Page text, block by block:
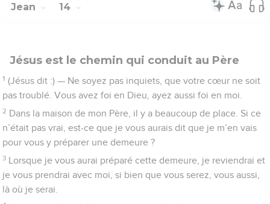
Jean 14
Jésus est le chemin qui conduit au Père
1 (Jésus dit :) — Ne soyez pas inquiets, que votre cœur ne soit
pas troublé. Vous avez foi en Dieu, ayez aussi foi en moi.
2 Dans la maison de mon Père, il y a beaucoup de place. Si ce
n’était pas vrai, est-ce que je vous aurais dit que je m’en vais
pour vous y préparer une demeure ?
3 Lorsque je vous aurai préparé cette demeure, je reviendrai et
je vous prendrai avec moi, si bien que vous serez, vous aussi,
là où je serai.